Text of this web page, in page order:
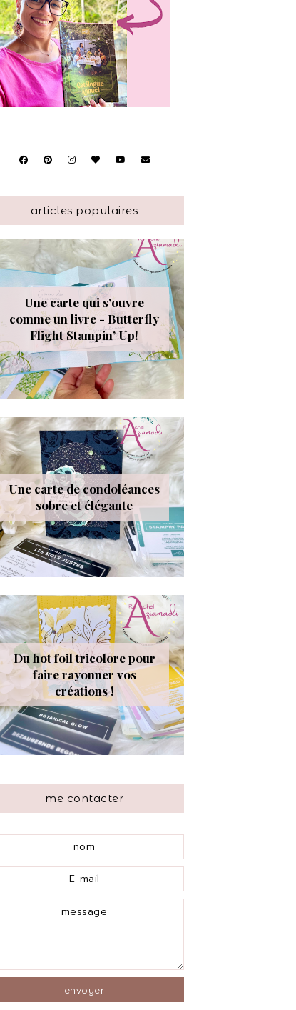
articles populaires
Une carte qui s'ouvre
comme un livre - Butterfly
Flight Stampin’ Up!
Une carte de condoléances
sobre et élégante
Du hot foil tricolore pour
faire rayonner vos
créations !
me contacter